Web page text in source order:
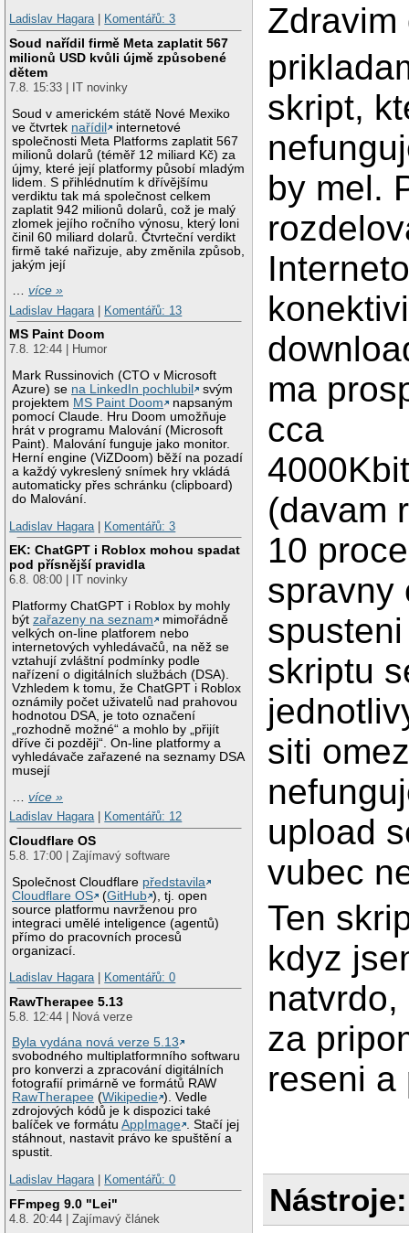
Ladislav Hagara| Komentářů: 3
Soud nařídil firmě Meta zaplatit 567
milionů USD kvůli újmě způsobené
dětem
7.8. 15:33 | IT novinky
Soud v americkém státě Nové Mexiko
ve čtvrtek nařídil
internetové
společnosti Meta Platforms zaplatit 567
milionů dolarů (téměř 12 miliard Kč) za
újmy, které její platformy působí mladým
lidem. S přihlédnutím k dřívějšímu
verdiktu tak má společnost celkem
zaplatit 942 milionů dolarů, což je malý
zlomek jejího ročního výnosu, který loni
činil 60 miliard dolarů. Čtvrteční verdikt
firmě také nařizuje, aby změnila způsob,
jakým její
…více »
Ladislav Hagara
Komentářů: 13
MS Paint Doom
7.8. 12:44 | Humor
Mark Russinovich (CTO v Microsoft
Azure) se na LinkedIn pochlubil
svým
projektem MS Paint Doom
napsaným
pomocí Claude. Hru Doom umožňuje
hrát v programu Malování (Microsoft
Paint). Malování funguje jako monitor.
Herní engine (ViZDoom) běží na pozadí
a každý vykreslený snímek hry vkládá
automaticky přes schránku (clipboard)
do Malování.
Ladislav Hagara
Komentářů: 3
EK: ChatGPT i Roblox mohou spadat
pod přísnější pravidla
6.8. 08:00 | IT novinky
Platformy ChatGPT i Roblox by mohly
býtzařazeny na seznam
mimořádně
velkých on-line platforem nebo
internetových vyhledávačů, na něž se
vztahují zvláštní podmínky podle
nařízení o digitálních službách (DSA).
Vzhledem k tomu, že ChatGPT i Roblox
oznámily počet uživatelů nad prahovou
hodnotou DSA, je toto označení
„rozhodně možné“ a mohlo by „přijít
dříve či později“. On-line platformy a
vyhledávače zařazené na seznamy DSA
musejí
…více »
Ladislav Hagara| Komentářů: 12
Cloudflare OS
5.8. 17:00 | Zajímavý software
Společnost Cloudflare představila
Cloudflare OS
(GitHub ), tj. open
source platformu navrženou pro
integraci umělé inteligence (agentů)
přímo do pracovních procesů
organizací.
Ladislav Hagara| Komentářů: 0
RawTherapee 5.13
5.8. 12:44 | Nová verze
Byla vydána nová verze 5.13
svobodného multiplatformního softwaru
pro konverzi a zpracování digitálních
fotografií primárně ve formátů RAW
RawTherapee (Wikipedie ). Vedle
zdrojových kódů je k dispozici také
balíček ve formátuAppImage . Stačí jej
stáhnout, nastavit právo ke spuštění a
spustit.
Ladislav Hagara| Komentářů: 0
FFmpeg 9.0 "Lei"
4.8. 20:44 | Zajímavý článek
Zdravim
skript,
by mel.
ma
cca
(davam
10
spravny
skriptu
siti
upload
vubec
Ten
kdyz
za
reseni a
Nástroje: